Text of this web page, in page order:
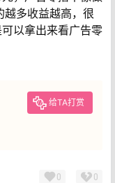
越多收益越高，很
以拿出来看广告零
给TA打赏
0 0